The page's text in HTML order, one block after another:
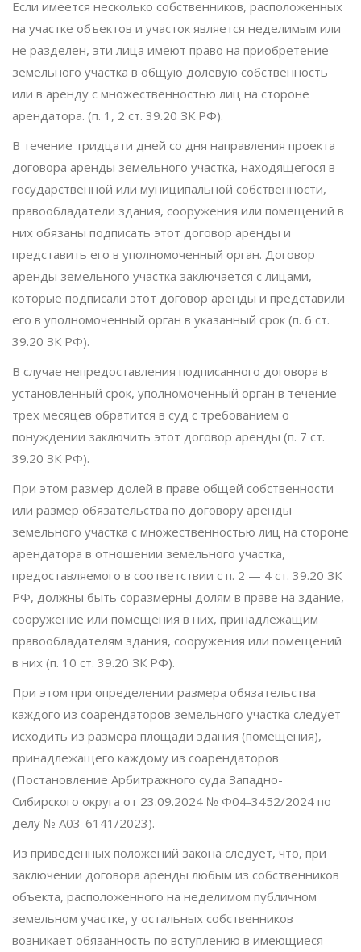
Если имеется несколько собственников, расположенных
на участке объектов и участок является неделимым или
не разделен, эти лица имеют право на приобретение
земельного участка в общую долевую собственность
или в аренду с множественностью лиц на стороне
арендатора. (п. 1, 2 ст. 39.20 ЗК РФ).
В течение тридцати дней со дня направления проекта
договора аренды земельного участка, находящегося в
государственной или муниципальной собственности,
правообладатели здания, сооружения или помещений в
них обязаны подписать этот договор аренды и
представить его в уполномоченный орган. Договор
аренды земельного участка заключается с лицами,
которые подписали этот договор аренды и представили
его в уполномоченный орган в указанный срок (п. 6 ст.
39.20 ЗК РФ).
В случае непредоставления подписанного договора в
установленный срок, уполномоченный орган в течение
трех месяцев обратится в суд с требованием о
понуждении заключить этот договор аренды (п. 7 ст.
39.20 ЗК РФ).
При этом размер долей в праве общей собственности
или размер обязательства по договору аренды
земельного участка с множественностью лиц на стороне
арендатора в отношении земельного участка,
предоставляемого в соответствии с п. 2 — 4 ст. 39.20 ЗК
РФ, должны быть соразмерны долям в праве на здание,
сооружение или помещения в них, принадлежащим
правообладателям здания, сооружения или помещений
в них (п. 10 ст. 39.20 ЗК РФ).
При этом при определении размера обязательства
каждого из соарендаторов земельного участка следует
исходить из размера площади здания (помещения),
принадлежащего каждому из соарендаторов
(Постановление Арбитражного суда Западно-
Сибирского округа от 23.09.2024 № Ф04-3452/2024 по
делу № А03-6141/2023).
Из приведенных положений закона следует, что, при
заключении договора аренды любым из собственников
объекта, расположенного на неделимом публичном
земельном участке, у остальных собственников
возникает обязанность по вступлению в имеющиеся